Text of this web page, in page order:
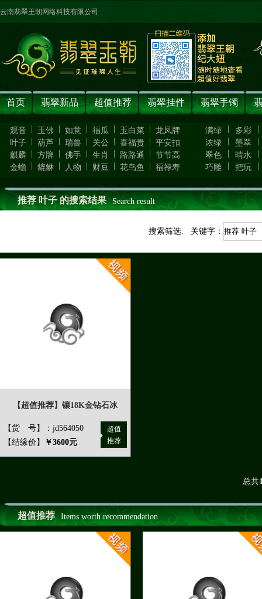
云南翡翠王朝网络科技有限公司
首页 翡翠新品 超值推荐 翡翠挂件 翡翠手镯
观音 玉佛 如意 福瓜 玉白菜
龙凤牌
叶子
葫芦 瑞兽 关公 喜福贵
平安扣
麒麟
方牌 佛手 生肖 路路通
节节高
金蟾
貔貅 人物 财豆 花鸟鱼 福禄寿
满绿 多彩
浓绿
墨翠
翠色
晴水
巧雕
把玩
推荐 叶子 的搜索结果 Search result
搜索筛选: 关键字：
【超值推荐】镶18K金钻石冰
【货 号】：jd564050
【结缘价】
￥3600元
超值
推荐
总共
超值推荐 Items worth recommendation